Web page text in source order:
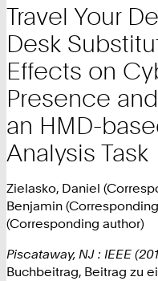
Travel Your
Desk
Effects on
Presence
an HMD-
Analysis Task
Zielasko, Daniel
Benjamin
(Corresponding author)
Piscataway, NJ : IEEE
Buchbeitrag, Beitrag zu